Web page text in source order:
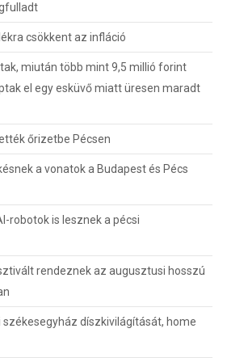
csökkent az infláció
miután több mint 9,5 millió forint
el egy esküvő miatt üresen maradt
őrizetbe Pécsen
a vonatok a Budapest és Pécs
robotok is lesznek a pécsi
rendeznek az augusztusi hosszú
székesegyház díszkivilágítását, home